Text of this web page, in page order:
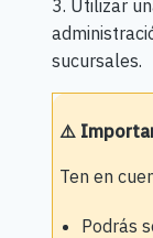
3. Utilizar
sucursales.
⚠️
Ten en
Podrás